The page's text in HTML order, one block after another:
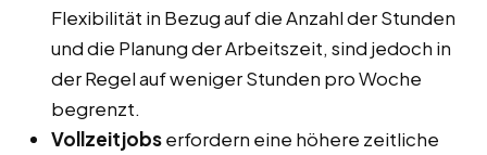
Flexibilität in Bezug auf die Anzahl der Stunden
und die Planung der Arbeitszeit, sind jedoch in
der Regel auf weniger Stunden pro Woche
begrenzt.
Vollzeitjobserfordern eine höhere zeitliche